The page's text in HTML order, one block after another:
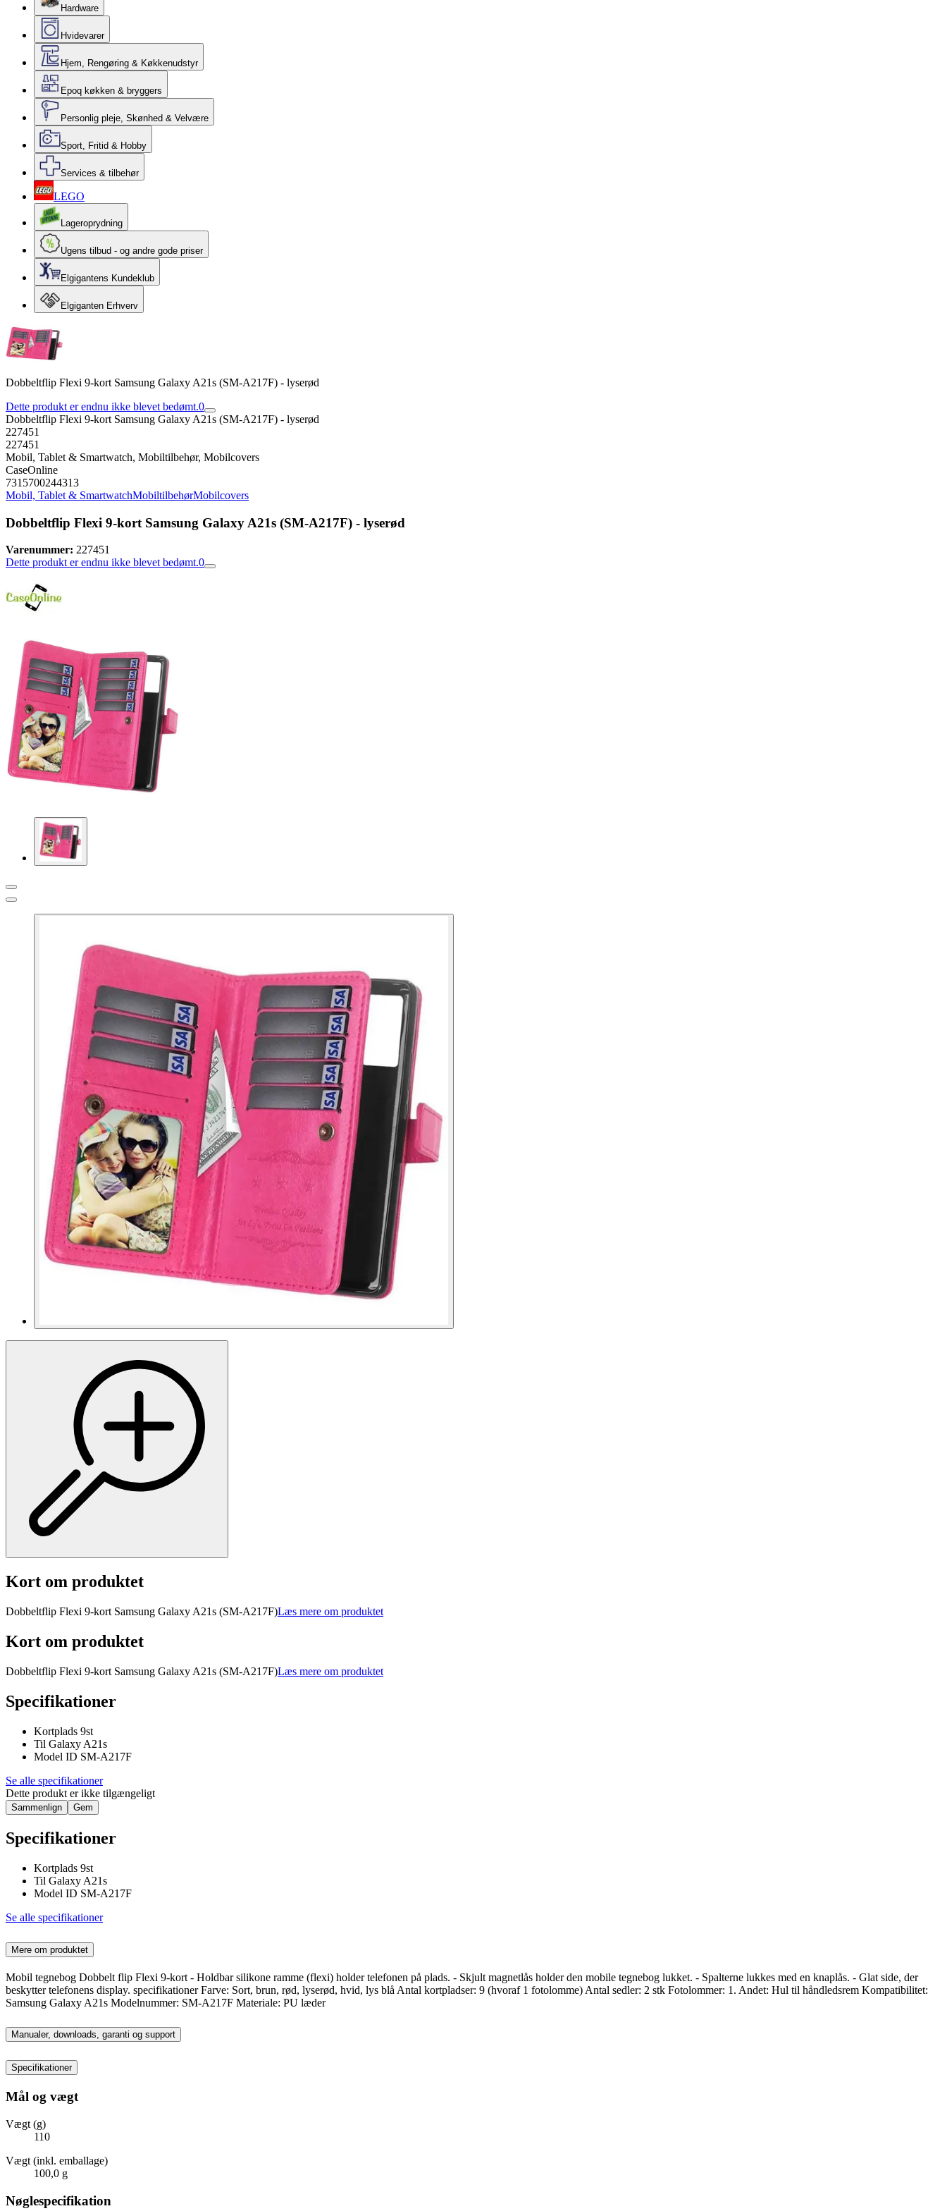
Hardware
Hvidevarer
Hjem, Rengøring & Køkkenudstyr
Epoq køkken & bryggers
Personlig pleje, Skønhed & Velvære
Sport, Fritid & Hobby
Services & tilbehør
LEGO
Lageroprydning
Ugens tilbud - og andre gode priser
Elgigantens Kundeklub
Elgiganten Erhverv
Dobbeltflip Flexi 9-kort Samsung Galaxy A21s (SM-A217F) - lyserød
Dette produkt er endnu ikke blevet bedømt.0
Dobbeltflip Flexi 9-kort Samsung Galaxy A21s (SM-A217F) - lyserød
227451
227451
Mobil, Tablet & Smartwatch, Mobiltilbehør, Mobilcovers
CaseOnline
7315700244313
Mobil, Tablet & SmartwatchMobiltilbehørMobilcovers
Dobbeltflip Flexi 9-kort Samsung Galaxy A21s (SM-A217F) - lyserød
Varenummer: 227451
Dette produkt er endnu ikke blevet bedømt.0
Kort om produktet
Dobbeltflip Flexi 9-kort Samsung Galaxy A21s (SM-A217F)Læs mere om produktet
Kort om produktet
Dobbeltflip Flexi 9-kort Samsung Galaxy A21s (SM-A217F)Læs mere om produktet
Specifikationer
Kortplads 9st
Til Galaxy A21s
Model ID SM-A217F
Se alle specifikationer
Dette produkt er ikke tilgængeligt
Sammenlign Gem
Specifikationer
Kortplads 9st
Til Galaxy A21s
Model ID SM-A217F
Se alle specifikationer
Mere om produktet
Mobil tegnebog Dobbelt flip Flexi 9-kort - Holdbar silikone ramme (flexi) holder telefonen på plads. - Skjult magnetlås holder den mobile tegnebog lukket. - Spalterne lukkes med en knaplås. - Glat side, der
beskytter telefonens display. specifikationer Farve: Sort, brun, rød, lyserød, hvid, lys blå Antal kortpladser: 9 (hvoraf 1 fotolomme) Antal sedler: 2 stk Fotolommer: 1. Andet: Hul til håndledsrem Kompatibilitet:
Samsung Galaxy A21s Modelnummer: SM-A217F Materiale: PU læder
Manualer, downloads, garanti og support
Specifikationer
Mål og vægt
Vægt (g)
110
Vægt (inkl. emballage)
100,0 g
Nøglespecifikation